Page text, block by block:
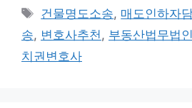
Tags
건물명도소송, 매도인하자
송, 변호사추천, 부동산법무법인
치권변호사